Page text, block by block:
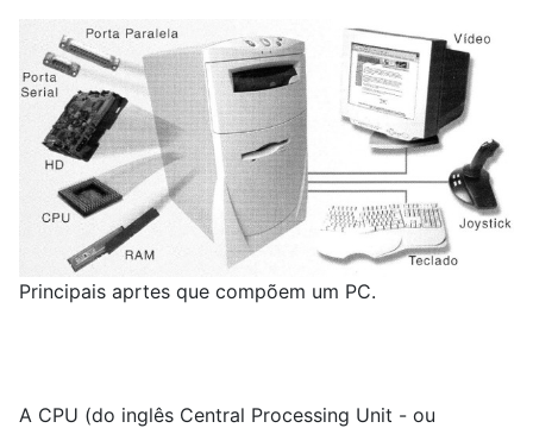
Principais aprtes que compõem um PC.
A CPU (do inglês Central Processing Unit - ou